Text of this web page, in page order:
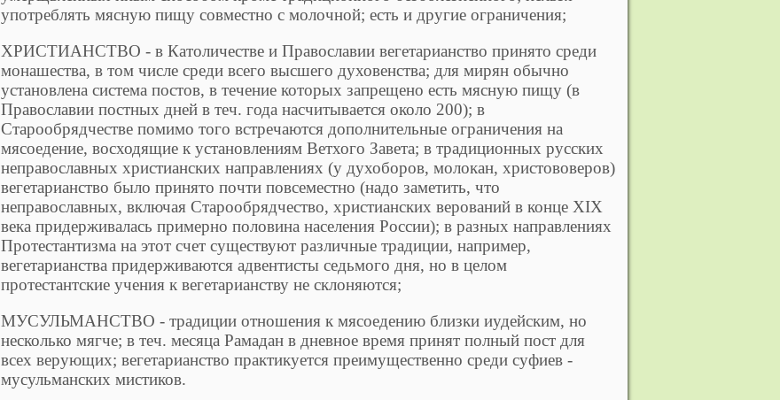
употреблять мясную пищу совместно с молочной; есть и другие ограничения;
ХРИСТИАHСТВО - в Католичестве и Православии вегетарианство принято среди
монашества, в том числе среди всего высшего духовенства; для мирян обычно
установлена система постов, в течение которых запрещено есть мясную пищу (в
Православии постных дней в теч. года насчитывается около 200); в
Старообрядчестве помимо того встречаются дополнительные ограничения на
мясоедение, восходящие к установлениям Ветхого Завета; в традиционных русских
неправославных христианских направлениях (у духоборов, молокан, христововеров)
вегетарианство было принято почти повсеместно (надо заметить, что
неправославных, включая Старообрядчество, христианских верований в конце XIX
века придерживалась примерно половина населения России); в разных направлениях
Протестантизма на этот счет существуют различные традиции, например,
вегетарианства придерживаются адвентисты седьмого дня, но в целом
протестантские учения к вегетарианству не склоняются;
МУСУЛЬМАHСТВО - традиции отношения к мясоедению близки иудейским, но
несколько мягче; в теч. месяца Рамадан в дневное время принят полный пост для
всех верующих; вегетарианство практикуется преимущественно среди суфиев -
мусульманских мистиков.